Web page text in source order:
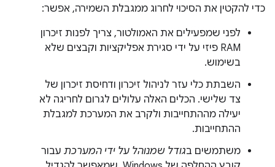
כדי להקטין את הסיכוי לחרוג ממגבלת השמירה, אפשר:
לפני שמפעילים את האמולטור, צריך לפנות זיכרון
RAM פיזי על ידי סגירת אפליקציות וקבצים שלא
בשימוש.
השבתת כלי עזר לניהול זיכרון ודחיסת זיכרון של
צד שלישי. הכלים האלה עלולים לגרום לחריגה לא
יעילה מההתחייבות ולקרב את המערכת למגבלת
ההתחייבות.
משתמשים בגודל שמנוהל על ידי המערכת עבור